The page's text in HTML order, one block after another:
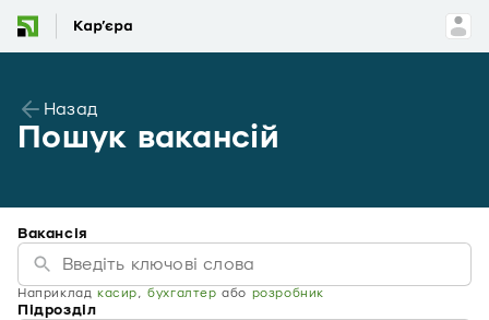
Назад
Пошук вакансій
Вакансія
Наприклад касир,бухгалтер або розробник
Підрозділ